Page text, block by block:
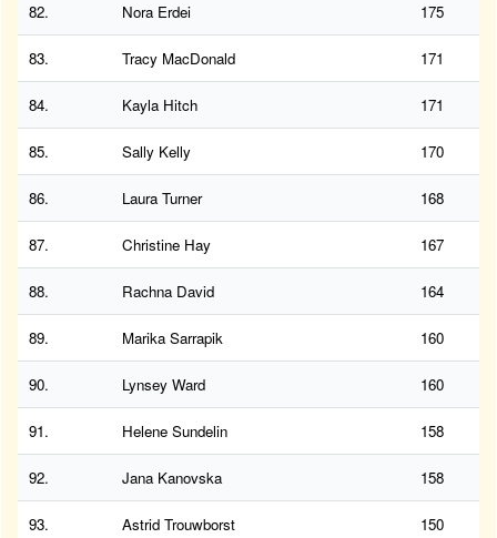
82. Nora Erdei 175
83. Tracy MacDonald 171
84. Kayla Hitch 171
85. Sally Kelly 170
86. Laura Turner 168
87. Christine Hay 167
88. Rachna David 164
89. Marika Sarrapik 160
90. Lynsey Ward 160
91. Helene Sundelin 158
92. Jana Kanovska 158
93. Astrid Trouwborst 150